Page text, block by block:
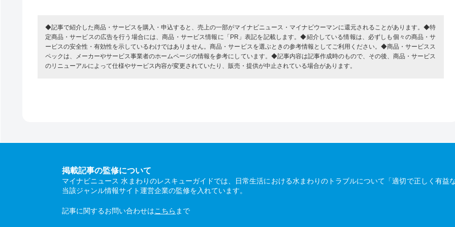
◆記事で紹介した商品・サービスを購入・申込すると、売上の一部がマイナビニュース・マイナビウーマンに還元されることがあります。◆特
定商品・サービスの広告を行う場合には、商品・サービス情報に「PR」表記を記載します。◆紹介している情報は、必ずしも個々の商品・サ
ービスの安全性・有効性を示しているわけではありません。商品・サービスを選ぶときの参考情報としてご利用ください。◆商品・サービスス
ペックは、メーカーやサービス事業者のホームページの情報を参考にしています。◆記事内容は記事作成時のもので、その後、商品・サービス
のリニューアルによって仕様やサービス内容が変更されていたり、販売・提供が中止されている場合があります。
掲載記事の監修について
マイナビニュース 水まわりのレスキューガイドでは、日常生活における水まわりのトラブルについて「適切で正しく有益
当該ジャンル情報サイト運営企業の監修を入れています。
記事に関するお問い合わせはこちら まで